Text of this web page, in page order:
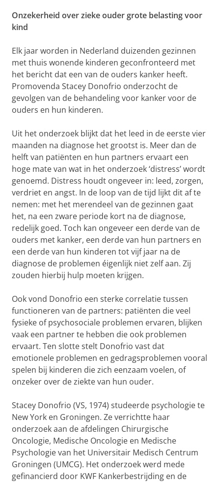
Onzekerheid over zieke ouder grote belasting voor
kind
Elk jaar worden in Nederland duizenden gezinnen
met thuis wonende kinderen geconfronteerd met
het bericht dat een van de ouders kanker heeft.
Promovenda Stacey Donofrio onderzocht de
gevolgen van de behandeling voor kanker voor de
ouders en hun kinderen.
Uit het onderzoek blijkt dat het leed in de eerste vier
maanden na diagnose het grootst is. Meer dan de
helft van patiënten en hun partners ervaart een
hoge mate van wat in het onderzoek ‘distress’ wordt
genoemd. Distress houdt ongeveer in: leed, zorgen,
verdriet en angst. In de loop van de tijd lijkt dit af te
nemen: met het merendeel van de gezinnen gaat
het, na een zware periode kort na de diagnose,
redelijk goed. Toch kan ongeveer een derde van de
ouders met kanker, een derde van hun partners en
een derde van hun kinderen tot vijf jaar na de
diagnose de problemen éigenlijk niet zelf aan. Zij
zouden hierbij hulp moeten krijgen.
Ook vond Donofrio een sterke correlatie tussen
functioneren van de partners: patiënten die veel
fysieke of psychosociale problemen ervaren, blijken
vaak een partner te hebben die ook problemen
ervaart. Ten slotte stelt Donofrio vast dat
emotionele problemen en gedragsproblemen vooral
spelen bij kinderen die zich eenzaam voelen, of
onzeker over de ziekte van hun ouder.
Stacey Donofrio (VS, 1974) studeerde psychologie te
New York en Groningen. Ze verrichtte haar
onderzoek aan de afdelingen Chirurgische
Oncologie, Medische Oncologie en Medische
Psychologie van het Universitair Medisch Centrum
Groningen (UMCG). Het onderzoek werd mede
gefinancierd door KWF Kankerbestrijding en de